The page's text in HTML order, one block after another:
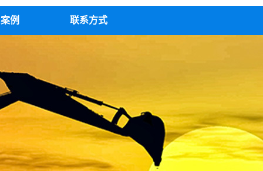
例 联系方式